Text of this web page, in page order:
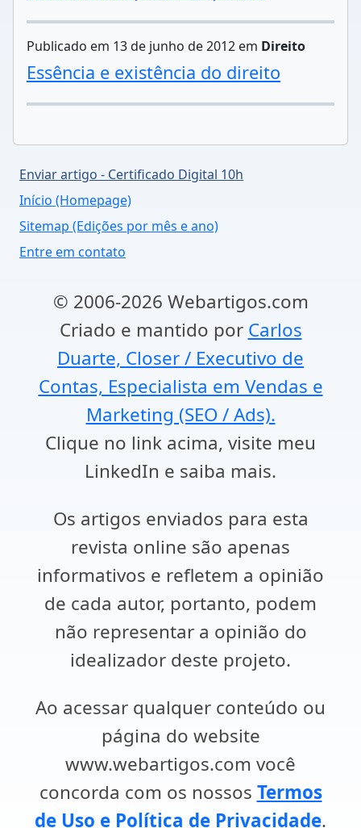
Publicado em 13 de junho de 2012 em Direito
Essência e existência do direito
Enviar artigo - Certificado Digital 10h
Início (Homepage)
Sitemap (Edições por mês e ano)
Entre em contato
© 2006-2026 Webartigos.com
Criado e mantido por Carlos
Duarte, Closer / Executivo de
Contas, Especialista em Vendas e
Marketing (SEO / Ads).
Clique no link acima, visite meu
LinkedIn e saiba mais.
Os artigos enviados para esta
revista online são apenas
informativos e refletem a opinião
de cada autor, portanto, podem
não representar a opinião do
idealizador deste projeto.
Ao acessar qualquer conteúdo ou
página do website
www.webartigos.com você
concorda com os nossos Termos
de Uso e Política de Privacidade.